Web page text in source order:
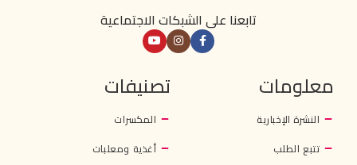
تابعنا على الشبكات الاجتماعية
معلومات
النشرة الإخبارية
تتبع الطلب
تصنيفات
المكسرات
أغذية ومعلبات